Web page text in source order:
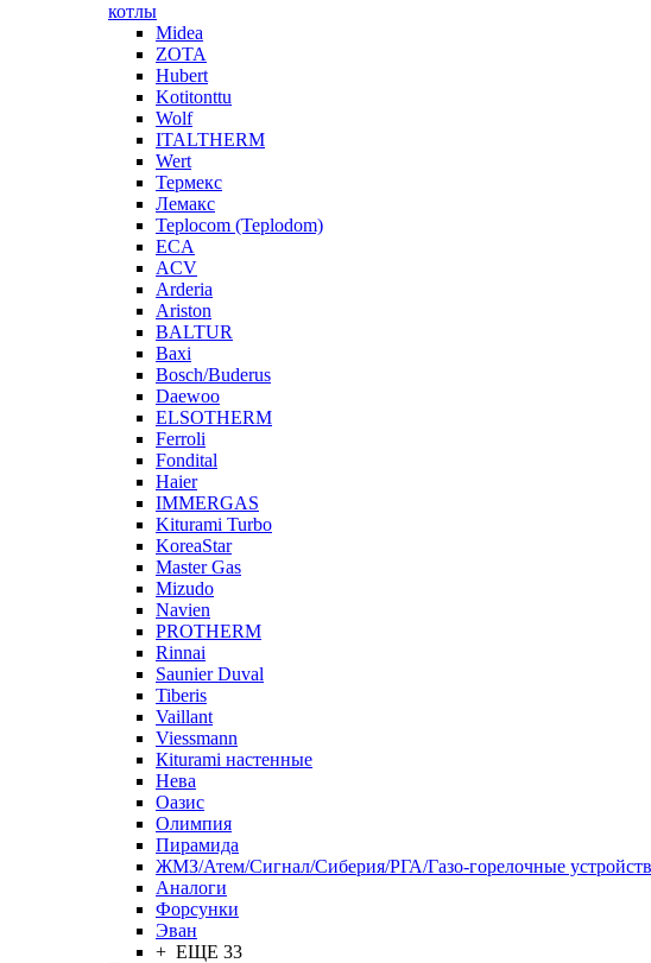
котлы
Midea
ZOTA
Hubert
Kotitonttu
Wolf
ITALTHERM
Wert
Термекс
Лемакс
Teplocom (Teplodom)
ECA
ACV
Arderia
Ariston
BALTUR
Baxi
Bosch/Buderus
Daewoo
ELSOTHERM
Ferroli
Fondital
Haier
IMMERGAS
Kiturami Turbo
KoreaStar
Master Gas
Mizudo
Navien
PROTHERM
Rinnai
Saunier Duval
Tiberis
Vaillant
Viessmann
Кiturami настенные
Нева
Оазис
Олимпия
Пирамида
ЖМЗ/Атем/Сигнал/Сиберия/РГА/Газо-горелочные
Aналоги
Форсунки
Эван
+ ЕЩЕ 33